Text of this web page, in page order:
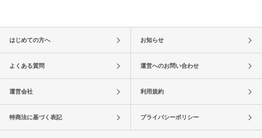
はじめての方へ お知らせ
よくある質問 運営へのお問い合わせ
運営会社 利用規約
特商法に基づく表記 プライバシーポリシー